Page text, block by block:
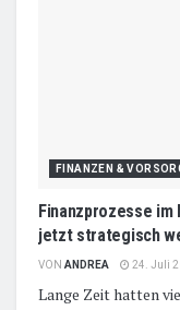
FINANZEN &
Finanzprozesse
jetzt strategisch
VON ANDREA 24. Juli
Lange Zeit hatten